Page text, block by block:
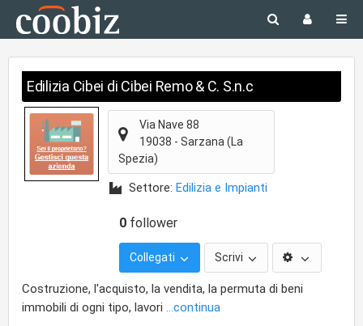
Edilizia Cibei di Cibei Remo & C. S.n.c
Via Nave 88
19038 - Sarzana (La
Spezia)
Settore: Edilizia e Impianti
0 follower
Collegati Scrivi
Costruzione, l'acquisto, la vendita, la permuta di beni
immobili di ogni tipo, lavori ...continua